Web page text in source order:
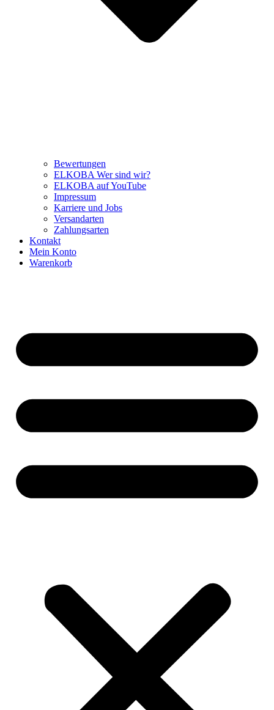
Bewertungen
ELKOBA Wer sind wir?
ELKOBA auf YouTube
Impressum
Karriere und Jobs
Versandarten
Zahlungsarten
Kontakt
Mein Konto
Warenkorb